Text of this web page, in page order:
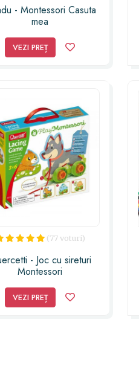
- Montessori Casuta
mea
VEZI PREȚ
(77 voturi)
- Joc cu sireturi
Montessori
VEZI PREȚ